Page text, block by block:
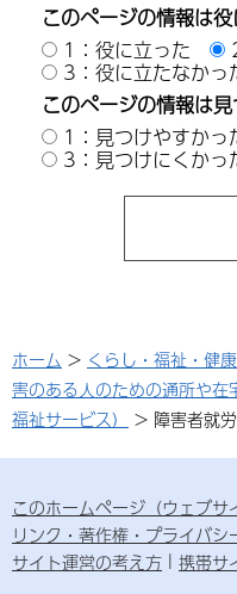
このページの情報は
1：役に立った
3：役に立たなかっ
このページの情報は
1：見つけやすかっ
3：見つけにくかっ
ホーム > くらし・福祉・健康
害のある人のための通所や在
福祉サービス）
> 障害者就
このホームページ（ウェブサ
リンク・著作権・プライバシ
サイト運営の考え方
携帯サ